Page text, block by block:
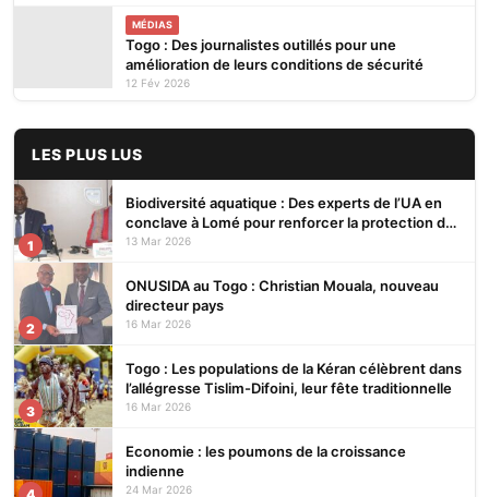
MÉDIAS
Togo : Des journalistes outillés pour une
amélioration de leurs conditions de sécurité
12 Fév 2026
LES PLUS LUS
1
Biodiversité aquatique : Des experts de l’UA en
conclave à Lomé pour renforcer la protection des
écosystèmes
13 Mar 2026
2
ONUSIDA au Togo : Christian Mouala, nouveau
directeur pays
16 Mar 2026
3
Togo : Les populations de la Kéran célèbrent dans
l’allégresse Tislim-Difoini, leur fête traditionnelle
16 Mar 2026
Economie : les poumons de la croissance
indienne
24 Mar 2026